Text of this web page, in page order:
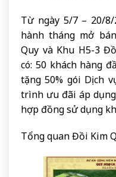
Từ ngày 5/7 – 20/
hành tháng mở
Quy và Khu H5-3
có: 50 khách hàng
tặng 50% gói Dịch
trình ưu đãi áp
hợp đồng sử dụng
Tổng quan Đồi Kim